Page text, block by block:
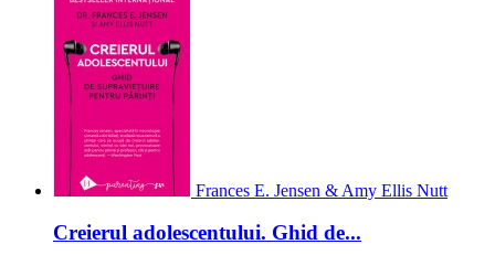
Frances E. Jensen & Amy Ellis Nutt
Creierul adolescentului. Ghid de...